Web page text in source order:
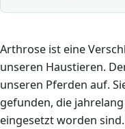
Arthrose ist eine
unseren Haustieren.
unseren Pferden auf.
gefunden, die
eingesetzt worden